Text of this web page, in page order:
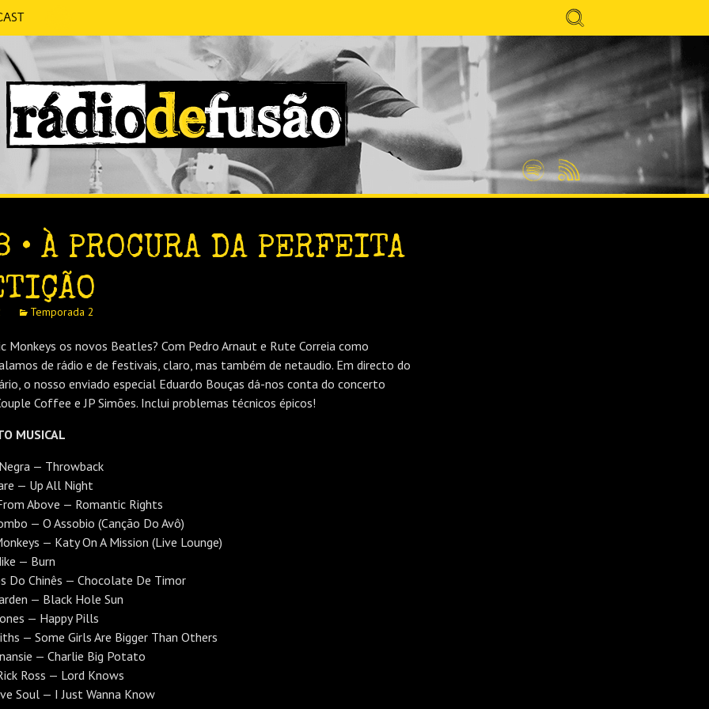
Search
for:
SEM PRETENSÕES.
SpotifyFeed
RSS
• À PROCURA DA PERFEITA
Temporada 2
Monkeys os novos Beatles? Com Pedro Arnaut e Rute Correia como
de rádio e de festivais, claro, mas também de netaudio. Em directo do
o nosso enviado especial Eduardo Bouças dá-nos conta do concerto
Coffee e JP Simões. Inclui problemas técnicos épicos!
MUSICAL
— Throwback
— Up All Night
Above — Romantic Rights
— O Assobio (Canção Do Avô)
— Katy On A Mission (Live Lounge)
— Burn
Do Chinês — Chocolate De Timor
— Black Hole Sun
— Happy Pills
— Some Girls Are Bigger Than Others
— Charlie Big Potato
Ross — Lord Knows
Soul — I Just Wanna Know